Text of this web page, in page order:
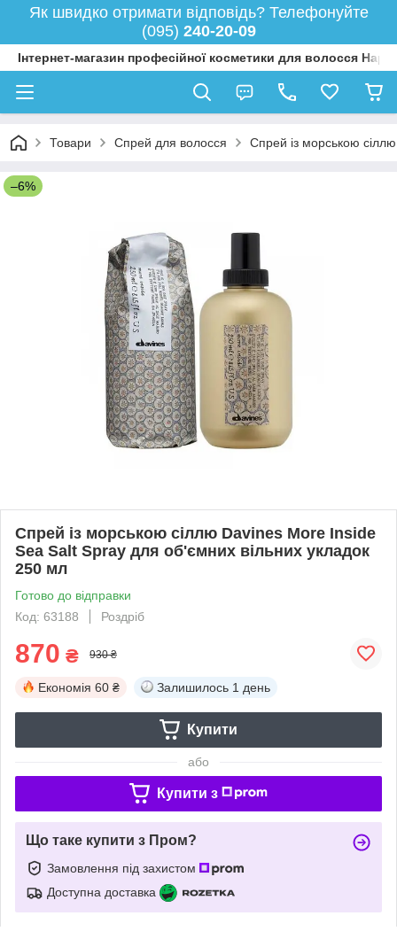
Як швидко отримати відповідь? Телефонуйте
(095) 240-20-09
Інтернет-магазин професійної косметики для волосся
Товари Спрей для волосся Спрей із морською
–6%
Спрей із морською сіллю Davines More Inside
Sea Salt Spray для об'ємних вільних укладок
250 мл
Готово до відправки
Код: 63188
Роздріб
870 ₴ 930 ₴
Економія 60 ₴ Залишилось 1 день
Купити
або
Купити з
Що таке купити з Пром?
Замовлення під захистом
Доступна доставка